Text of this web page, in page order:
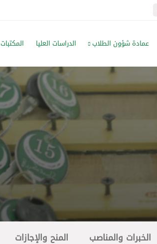
عمادة شؤون الطلاب الدراسات العليا المكتبات
الخبرات والمناصب المنح والإجازات